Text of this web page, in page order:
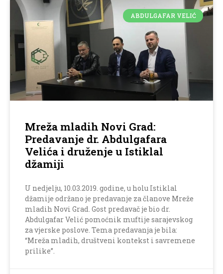
ABDULGAFAR VELIĆ
Mreža mladih Novi Grad:
Predavanje dr. Abdulgafara
Velića i druženje u Istiklal
džamiji
U nedjelju, 10.03.2019. godine, u holu Istiklal
džamije održano je predavanje za članove Mreže
mladih Novi Grad. Gost predavač je bio dr.
Abdulgafar Velić pomoćnik muftije sarajevskog
za vjerske poslove. Tema predavanja je bila:
“Mreža mladih, društveni kontekst i savremene
prilike”.